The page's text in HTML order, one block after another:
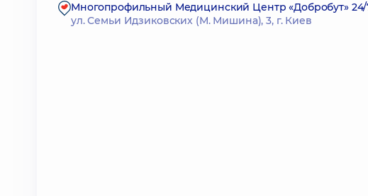
Многопрофильный Медицинский Центр «Добробут» 24/
ул. Семьи Идзиковских (М. Мишина), 3, г. Киев